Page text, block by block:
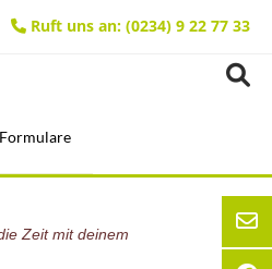
Ruft uns an: (0234) 9 22 77 33
Zeit mit deinem